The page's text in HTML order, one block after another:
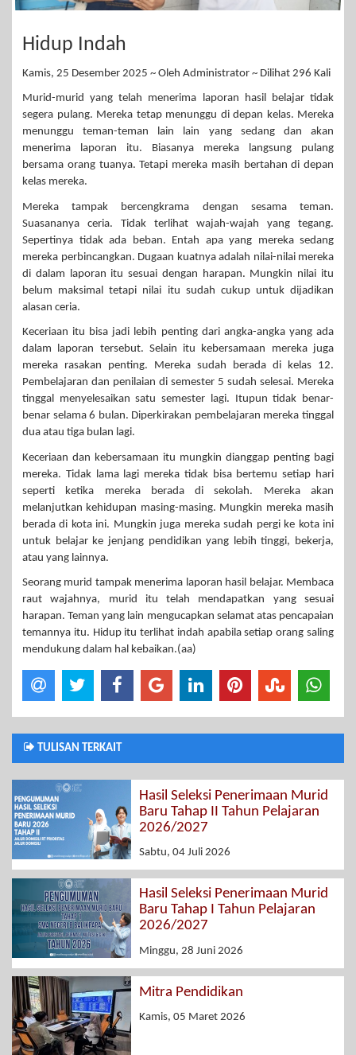
Hidup Indah
Kamis, 25 Desember 2025 ~ Oleh Administrator ~ Dilihat 296 Kali
Murid-murid yang telah menerima laporan hasil belajar tidak
segera pulang. Mereka tetap menunggu di depan kelas. Mereka
menunggu teman-teman lain lain yang sedang dan akan
menerima laporan itu. Biasanya mereka langsung pulang
bersama orang tuanya. Tetapi mereka masih bertahan di depan
kelas mereka.
Mereka tampak bercengkrama dengan sesama teman.
Suasananya ceria. Tidak terlihat wajah-wajah yang tegang.
Sepertinya tidak ada beban. Entah apa yang mereka sedang
mereka perbincangkan. Dugaan kuatnya adalah nilai-nilai mereka
di dalam laporan itu sesuai dengan harapan. Mungkin nilai itu
belum maksimal tetapi nilai itu sudah cukup untuk dijadikan
alasan ceria.
Keceriaan itu bisa jadi lebih penting dari angka-angka yang ada
dalam laporan tersebut. Selain itu kebersamaan mereka juga
mereka rasakan penting. Mereka sudah berada di kelas 12.
Pembelajaran dan penilaian di semester 5 sudah selesai. Mereka
tinggal menyelesaikan satu semester lagi. Itupun tidak benar-
benar selama 6 bulan. Diperkirakan pembelajaran mereka tinggal
dua atau tiga bulan lagi.
Keceriaan dan kebersamaan itu mungkin dianggap penting bagi
mereka. Tidak lama lagi mereka tidak bisa bertemu setiap hari
seperti ketika mereka berada di sekolah. Mereka akan
melanjutkan kehidupan masing-masing. Mungkin mereka masih
berada di kota ini. Mungkin juga mereka sudah pergi ke kota ini
untuk belajar ke jenjang pendidikan yang lebih tinggi, bekerja,
atau yang lainnya.
Seorang murid tampak menerima laporan hasil belajar. Membaca
raut wajahnya, murid itu telah mendapatkan yang sesuai
harapan. Teman yang lain mengucapkan selamat atas pencapaian
temannya itu. Hidup itu terlihat indah apabila setiap orang saling
mendukung dalam hal kebaikan.(aa)
TULISAN TERKAIT
Hasil Seleksi Penerimaan Murid
Baru Tahap II Tahun Pelajaran
2026/2027
Sabtu, 04 Juli 2026
Hasil Seleksi Penerimaan Murid
Baru Tahap I Tahun Pelajaran
2026/2027
Minggu, 28 Juni 2026
Mitra Pendidikan
Kamis, 05 Maret 2026